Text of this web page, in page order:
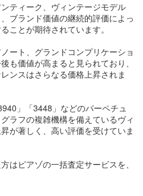
ティーク、ヴィンテージモデル
ブランド価値の継続的評価によっ
ことが期待されています。
ート、グランドコンプリケーショ
も価値が高まると見られており、
ンスはさらなる価格上昇されま
」「3448」などのパーペチュ
ラフの複雑機構を備えているヴィ
が著しく、高い評価を受けていま
はピアゾの一括査定サービスを、